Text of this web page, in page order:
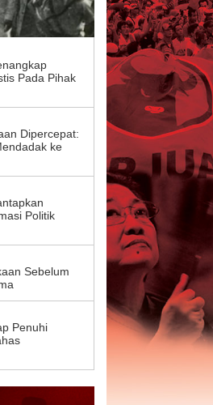
Pada Pihak
Dipercepat:
ke
Politik
Sebelum
Penuhi